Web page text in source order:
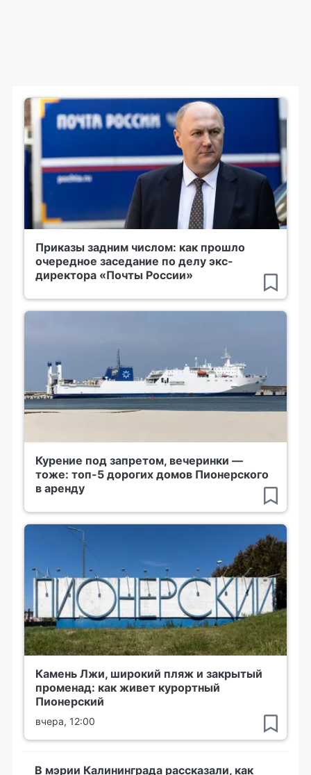
Приказы задним числом: как прошло
очередное заседание по делу экс-
директора «Почты России»
Курение под запретом, вечеринки —
тоже: топ-5 дорогих домов Пионерского
в аренду
Камень Лжи, широкий пляж и закрытый
променад: как живет курортный
Пионерский
вчера, 12:00
В мэрии Калининграда рассказали, как